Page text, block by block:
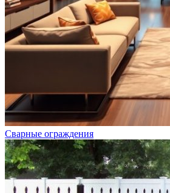
Сварные ограждения